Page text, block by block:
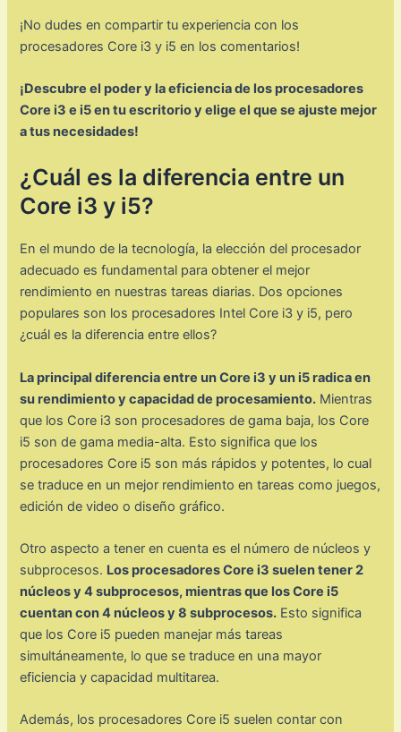
¡No dudes en compartir tu experiencia con los
procesadores Core i3 y i5 en los comentarios!
¡Descubre el poder y la eficiencia de los procesadores
Core i3 e i5 en tu escritorio y elige el que se ajuste mejor
a tus necesidades!
¿Cuál es la diferencia entre un
Core i3 y i5?
En el mundo de la tecnología, la elección del procesador
adecuado es fundamental para obtener el mejor
rendimiento en nuestras tareas diarias. Dos opciones
populares son los procesadores Intel Core i3 y i5, pero
¿cuál es la diferencia entre ellos?
La principal diferencia entre un Core i3 y un i5 radica en
su rendimiento y capacidad de procesamiento. Mientras
que los Core i3 son procesadores de gama baja, los Core
i5 son de gama media-alta. Esto significa que los
procesadores Core i5 son más rápidos y potentes, lo cual
se traduce en un mejor rendimiento en tareas como juegos,
edición de video o diseño gráfico.
Otro aspecto a tener en cuenta es el número de núcleos y
subprocesos. Los procesadores Core i3 suelen tener 2
núcleos y 4 subprocesos, mientras que los Core i5
cuentan con 4 núcleos y 8 subprocesos. Esto significa
que los Core i5 pueden manejar más tareas
simultáneamente, lo que se traduce en una mayor
eficiencia y capacidad multitarea.
Además, los procesadores Core i5 suelen contar con